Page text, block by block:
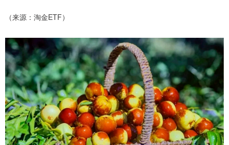
（来源：淘金ETF）